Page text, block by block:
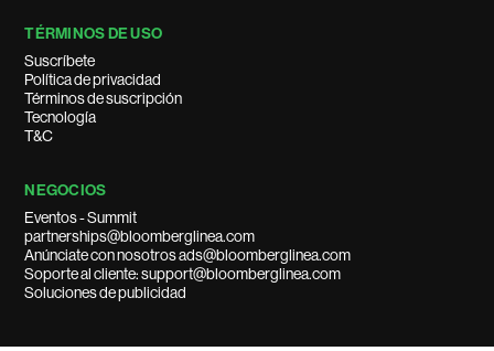
TÉRMINOS DE USO
Suscríbete
Política de privacidad
Términos de suscripción
Tecnología
T&C
NEGOCIOS
Eventos - Summit
partnerships@bloomberglinea.com
Anúnciate con nosotros ads@bloomberglinea.com
Soporte al cliente: support@bloomberglinea.com
Soluciones de publicidad